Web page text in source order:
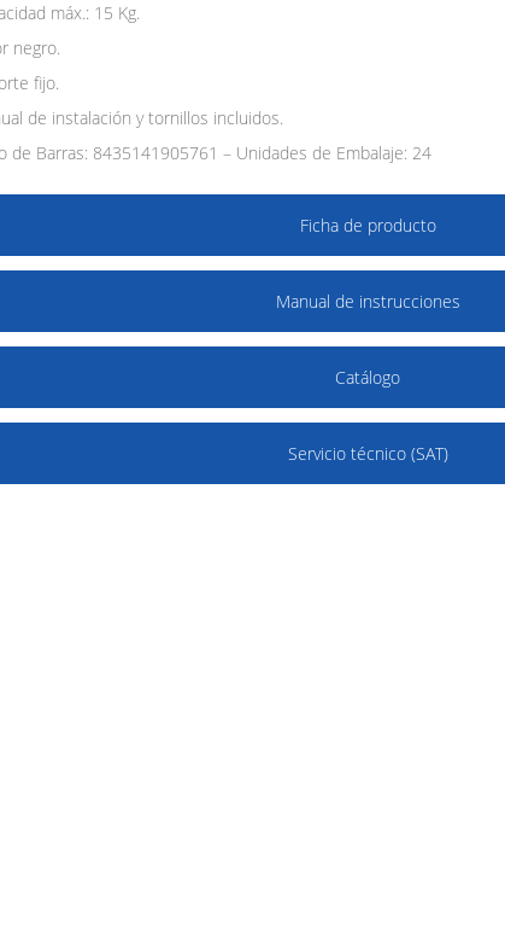
máx.: 15 Kg.
negro.
fijo.
de instalación y tornillos incluidos.
de Barras: 8435141905761 – Unidades de Embalaje: 24
Ficha de producto
Manual de instrucciones
Catálogo
Servicio técnico (SAT)